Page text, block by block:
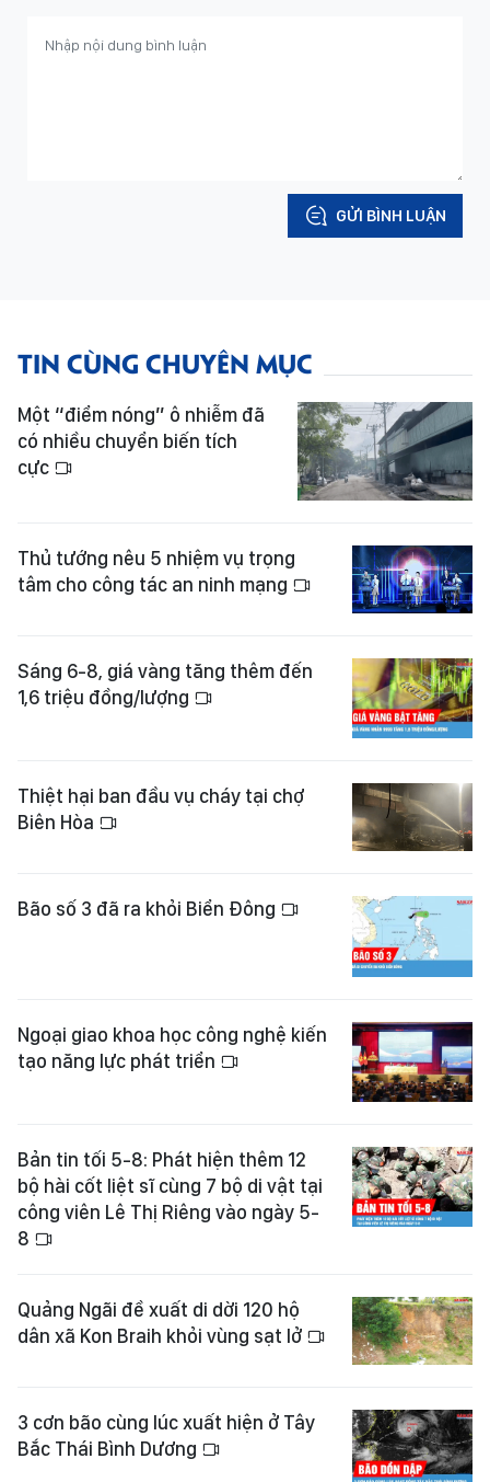
GỬI BÌNH LUẬN
TIN CÙNG CHUYÊN MỤC
Một “điểm nóng” ô nhiễm đã
có nhiều chuyển biến tích
cực
Thủ tướng nêu 5 nhiệm vụ trọng
tâm cho công tác an ninh mạng
Sáng 6-8, giá vàng tăng thêm đến
1,6 triệu đồng/lượng
Thiệt hại ban đầu vụ cháy tại chợ
Biên Hòa
Bão số 3 đã ra khỏi Biển Đông
Ngoại giao khoa học công nghệ kiến
tạo năng lực phát triển
Bản tin tối 5-8: Phát hiện thêm 12
bộ hài cốt liệt sĩ cùng 7 bộ di vật tại
công viên Lê Thị Riêng vào ngày 5-
8
Quảng Ngãi đề xuất di dời 120 hộ
dân xã Kon Braih khỏi vùng sạt lở
3 cơn bão cùng lúc xuất hiện ở Tây
Bắc Thái Bình Dương